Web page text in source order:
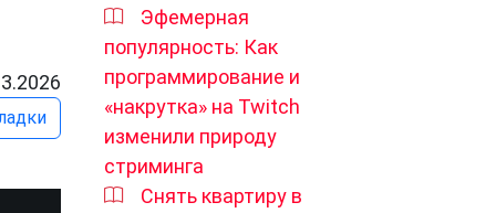
Эфемерная
популярность: Как
программирование и
«накрутка» на Twitch
изменили природу
стриминга
Снять квартиру в